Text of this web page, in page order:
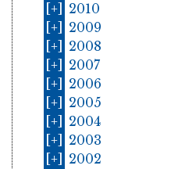
[+]
2010
[+]
2009
[+]
2008
[+]
2007
[+]
2006
[+]
2005
[+]
2004
[+]
2003
[+]
2002